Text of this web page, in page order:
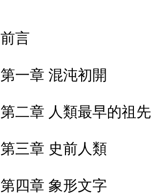
前言
第一章 混沌初開
第二章 人類最早的祖先
第三章 史前人類
第四章 象形文字